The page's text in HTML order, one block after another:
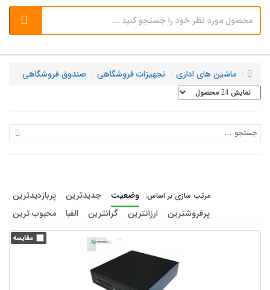
ماشین های اداری تجهیزات فروشگاهی صندوق فروشگاهی
وضعیت جدیدترین
پربازدیدترین
پرفروشترین
ارزانترین گرانترین الفبا محبوب ترین